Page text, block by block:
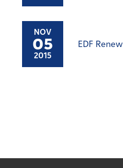
NOV
05
2015
EDF